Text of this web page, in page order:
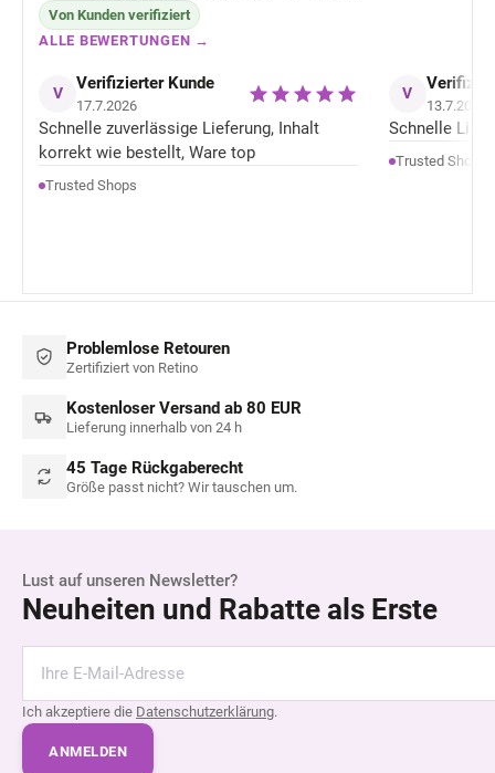
Von Kunden verifiziert
ALLE BEWERTUNGEN →
V Verifizierter Kunde
17.7.2026
Schnelle zuverlässige Lieferung, Inhalt
korrekt wie bestellt, Ware top
Trusted Shops
V
13.7.2026
Schnelle
Trusted Shops
Problemlose Retouren
Zertifiziert von Retino
Kostenloser Versand ab 80 EUR
Lieferung innerhalb von 24 h
45 Tage Rückgaberecht
Größe passt nicht? Wir tauschen um.
Lust auf unseren Newsletter?
Neuheiten und Rabatte als Erste
Ich akzeptiere die Datenschutzerklärung.
ANMELDEN